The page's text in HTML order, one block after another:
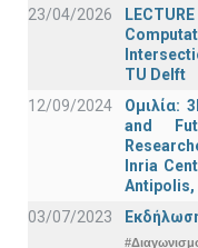
23/04/2026
TU Delft
12/09/2024
Ομιλία:
and
Inria
Antipolis,
03/07/2023